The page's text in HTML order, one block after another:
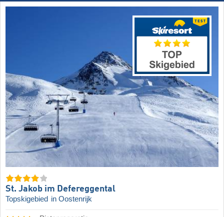
St. Jakob im Defereggental
Topskigebied in Oostenrijk